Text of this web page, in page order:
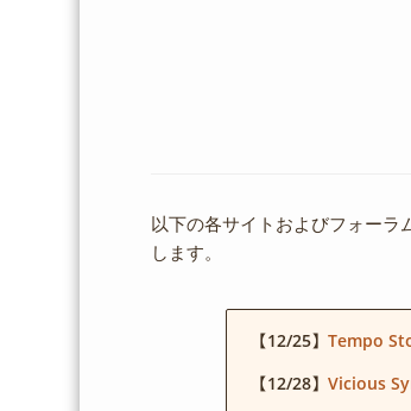
以下の各サイトおよびフォー
します。
【12/25】 Tempo
【12/28】 Vicious